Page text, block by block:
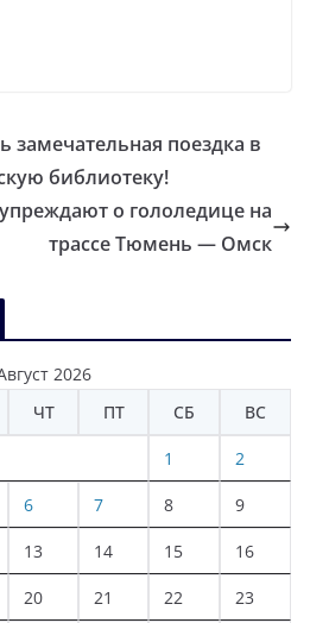
замечательная поездка в
библиотеку!
о гололедице на
трассе Тюмень — Омск
2026
ЧТ ПТ СБ ВС
1 2
6 7 8 9
13 14 15 16
20 21 22 23